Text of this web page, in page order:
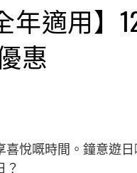
全年適用
惠
喜悅嘅時間。鐘意遊
？